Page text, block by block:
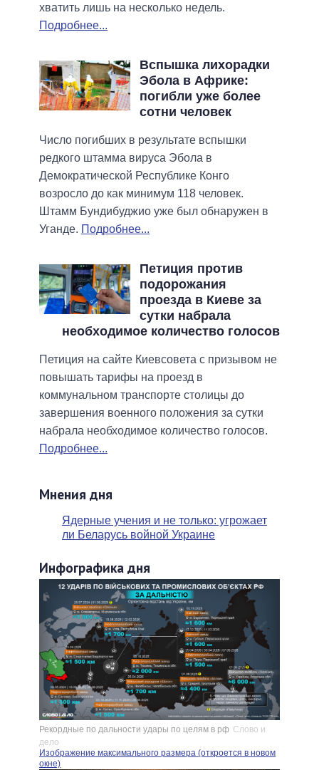
хватить лишь на несколько недель.
Подробнее...
Вспышка лихорадки
Эбола в Африке:
погибли уже более
сотни человек
Число погибших в результате вспышки
редкого штамма вируса Эбола в
Демократической Республике Конго
возросло до как минимум 118 человек.
Штамм Бундибуджио уже был обнаружен в
Уганде. Подробнее...
Петиция против
подорожания
проезда в Киеве за
сутки набрала
необходимое количество голосов
Петиция на сайте Киевсовета с призывом не
повышать тарифы на проезд в
коммунальном транспорте столицы до
завершения военного положения за сутки
набрала необходимое количество голосов.
Подробнее...
Мнения дня
Ядерные учения и не только: угрожает
ли Беларусь войной Украине
Инфографика дня
Рекордные по дальности удары по целям в рф Слово и
дело
Изображение максимального размера (откроется в новом
окне)